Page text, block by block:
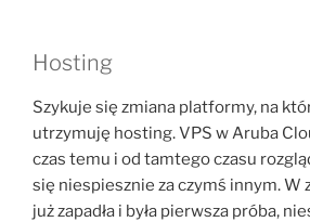
Hosting
Szykuje się zmiana platformy, na
utrzymuję hosting. VPS w Aruba
czas temu i od tamtego czasu
się niespiesznie za czymś innym. W
już zapadła i była pierwsza próba,